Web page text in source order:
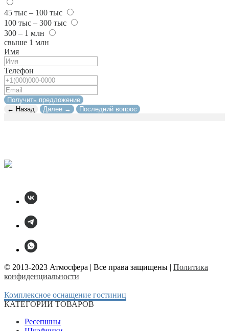
45 тыс – 100 тыс
100 тыс – 300 тыс
300 – 1 млн
свыше 1 млн
Имя
Телефон
Получить предложение
← Назад
Далее → Последний вопрос
© 2013-2023 Атмосфера | Все права защищены | Политика
конфиденциальности
Комплексное оснащение гостиниц
КАТЕГОРИИ ТОВАРОВ
Ресепшны